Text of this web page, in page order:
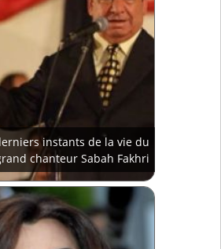
instants de la vie du
chanteur Sabah Fakhri